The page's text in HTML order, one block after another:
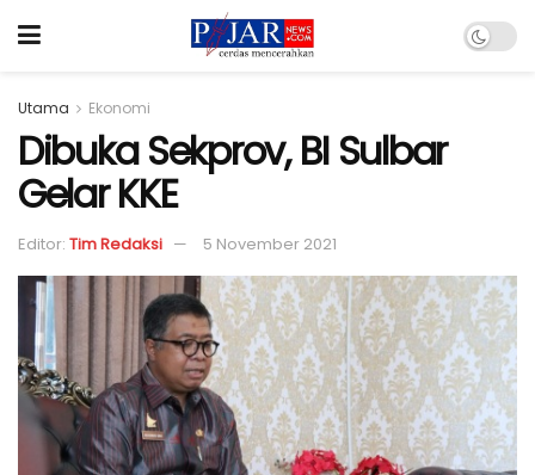
Utama Ekonomi
Dibuka Sekprov, BI Sulbar
Gelar KKE
Editor: Tim Redaksi 5 November 2021